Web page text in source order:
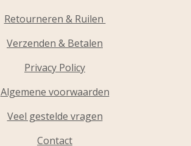
Retourneren & Ruilen
Verzenden & Betalen
Privacy Policy
Algemene voorwaarden
Veel gestelde vragen
Contact